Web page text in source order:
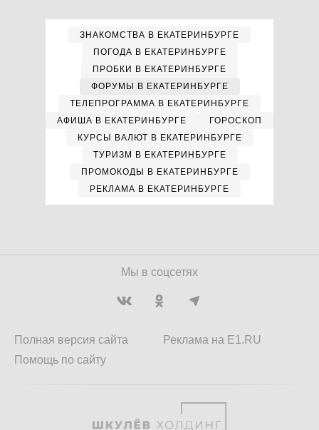
ЗНАКОМСТВА В ЕКАТЕРИНБУРГЕ
ПОГОДА В ЕКАТЕРИНБУРГЕ
ПРОБКИ В ЕКАТЕРИНБУРГЕ
ФОРУМЫ В ЕКАТЕРИНБУРГЕ
ТЕЛЕПРОГРАММА В ЕКАТЕРИНБУРГЕ
АФИША В ЕКАТЕРИНБУРГЕ
ГОРОСКОП
КУРСЫ ВАЛЮТ В ЕКАТЕРИНБУРГЕ
ТУРИЗМ В ЕКАТЕРИНБУРГЕ
ПРОМОКОДЫ В ЕКАТЕРИНБУРГЕ
РЕКЛАМА В ЕКАТЕРИНБУРГЕ
Мы в соцсетях
Полная версия сайта
Помощь по сайту
Реклама на E1.RU